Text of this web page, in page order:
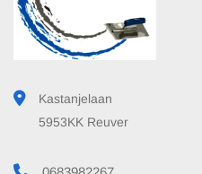
Kastanjelaan
5953KK Reuver